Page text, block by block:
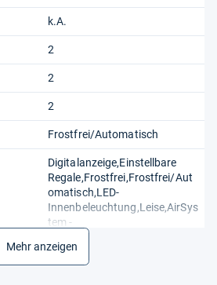
k.A.
2
2
2
Frostfrei/Automatisch
Digitalanzeige,Einstellbare
Regale,Frostfrei,Frostfrei/Aut
omatisch,LED-
Innenbeleuchtung,Leise,AirSys
tem -
Thermostat,Superkühlfunktio
n,Türöffnungsalarm,wechselb
Mehr anzeigen